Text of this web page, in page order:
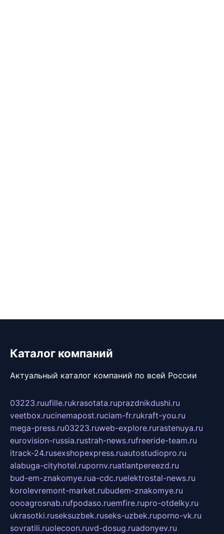
Каталог компаний
Актуальный каталог компаний по всей России
03223.ruufille.rukrasotata.ruprazdnikdushi.ru
veetbox.rucinemapost.ruciam-fr.rukraft-you.ru
mega-press.ru03223.ruweb-explore.rurastenuya.ru
eurovision-russia.rustrah-news.rufreeride-team.ru
itrack-24.rusexshopexpress.ruautostudiopro.ru
alabuga-cityhotel.rupornv.ruatlantpereezd.ru
bud-em-znakomye.rua-cdc.ruelektrostal-news.ru
korolevremont-market.rubudem-znakomye.ru
oooagrosnab.rufpodaso.ruemfire.rupro-otdelky.ru
ukrasotki.ruseksuzbek.ruseks-uzbek.ruporno-vk.ru
sovratili.ruolecoon.ruvd-dosug.ruadonyev.ru